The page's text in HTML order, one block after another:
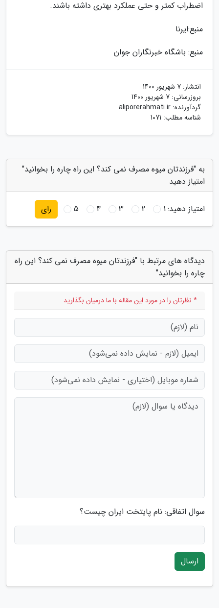
اضطراب کمتر و حتی عملکرد بهتری داشته باشند.
منبع:ایرنا
منبع: باشگاه خبرنگاران جوان
انتشار: 7 شهریور 1400
بروزرسانی: 7 شهریور 1400
گردآورنده: aliporerahmati.ir
شناسه مطلب: 1071
به "فرزندتان میوه مصرف نمی کند؟ این راه چاره را بخوانید"
امتیاز دهید
امتیاز دهید:1
2
3
4
5 رای
دیدگاه های مرتبط با "فرزندتان میوه مصرف نمی کند؟ این راه
چاره را بخوانید"
* نظرتان را در مورد این مقاله با ما درمیان بگذارید
سوال اتفاقی: نام پایتخت ایران چیست؟
ارسال